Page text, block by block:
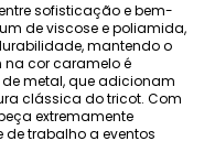
sofisticação e bem-
de viscose e poliamida,
mantendo o
cor caramelo é
metal, que adicionam
clássica do tricot. Com
extremamente
trabalho a eventos